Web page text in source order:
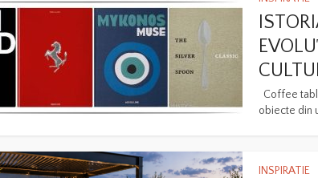
Coffee
obiecte din
INSPIRATIE